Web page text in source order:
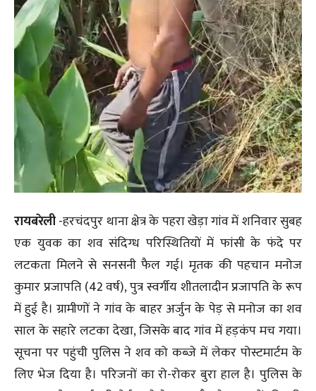
रायबरेली-हरचंदपुर थाना क्षेत्र के पहरा खेड़ा गांव में शनिवार सुबह
एक युवक का शव संदिग्ध परिस्थितियों में फांसी के फंदे पर
लटकता मिलने से सनसनी फैल गई। मृतक की पहचान मनोज
कुमार प्रजापति (42 वर्ष), पुत्र स्वर्गीय शीतलादीन प्रजापति के रूप
में हुई है। ग्रामीणों ने गांव के बाहर अर्जुन के पेड़ से मनोज का शव
साल के सहारे लटका देखा, जिसके बाद गांव में हड़कंप मच गया।
सूचना पर पहुंची पुलिस ने शव को कब्जे में लेकर पोस्टमार्टम के
लिए भेज दिया है। परिजनों का रो-रोकर बुरा हाल है। पुलिस के